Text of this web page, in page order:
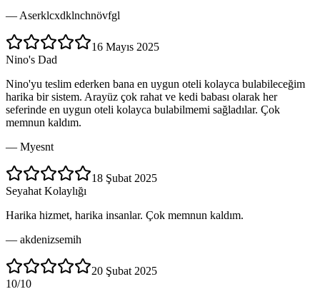
— Aserklcxdklnchnövfgl
16 Mayıs 2025
Nino's Dad
Nino'yu teslim ederken bana en uygun oteli kolayca bulabileceğim
harika bir sistem. Arayüz çok rahat ve kedi babası olarak her
seferinde en uygun oteli kolayca bulabilmemi sağladılar. Çok
memnun kaldım.
— Myesnt
18 Şubat 2025
Seyahat Kolaylığı
Harika hizmet, harika insanlar. Çok memnun kaldım.
— akdenizsemih
20 Şubat 2025
10/10